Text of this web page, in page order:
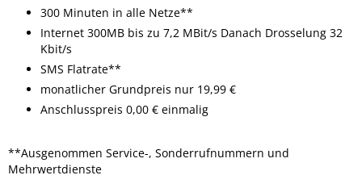
300 Minuten in alle Netze**
Internet 300MB bis zu 7,2 MBit/s Danach Drosselung 32
Kbit/s
SMS Flatrate**
monatlicher Grundpreis nur 19,99 €
Anschlusspreis 0,00 € einmalig
**Ausgenommen Service-, Sonderrufnummern und
Mehrwertdienste